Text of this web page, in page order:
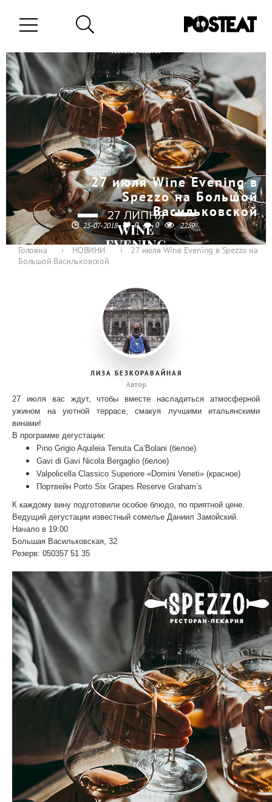
27 июля Wine Evening в
Spezzo на Большой
Васильковской
25-07-2018 0 0 2259
Головна › НОВИНИ ›
27 июля Wine Evening в Spezzo на
Большой Васильковской
ЛИЗА БЕЗКОРАВАЙНАЯ
Автор
27 июля вас ждут, чтобы вместе насладиться атмосферной
ужином на уютной террасе, смакуя лучшими итальянскими
винами!
В программе дегустации:
Pino Grigio Aquileia Tenuta Ca’Bolani (белое)
Gavi di Gavi Nicola Bergaglio (белое)
Valpolicella Classico Superiore «Domini Veneti» (красное)
Портвейн Porto Six Grapes Reserve Graham’s
К каждому вину подготовили особое блюдо, по приятной цене.
Ведущий дегустации известный сомелье Даниил Замойский.
Начало в 19:00
Большая Васильковская, 32
Резерв: 050357 51 35